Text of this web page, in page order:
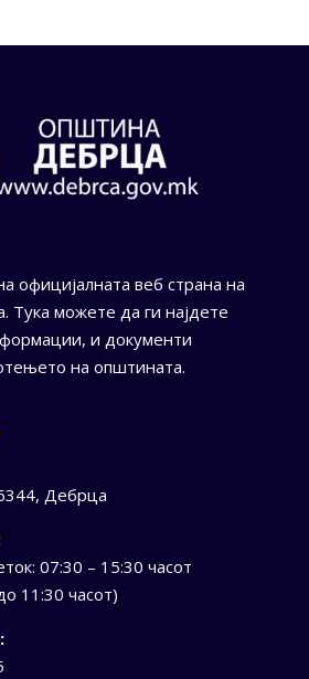
официјалната веб страна на
можете да ги најдете
и документи
на општината.
Дебрца
07:30 – 15:30 часот
11:30 часот)